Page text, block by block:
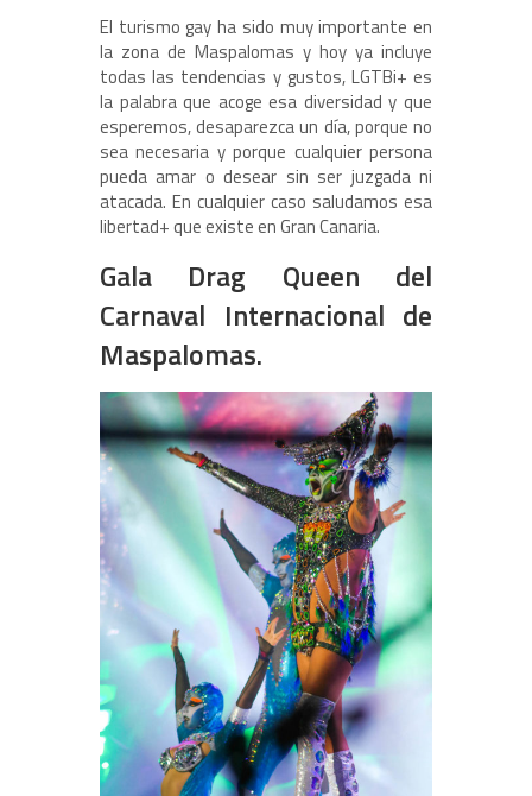
El turismo gay ha sido muy importante en
la zona de Maspalomas y hoy ya incluye
todas las tendencias y gustos, LGTBi+ es
la palabra que acoge esa diversidad y que
esperemos, desaparezca un día, porque no
sea necesaria y porque cualquier persona
pueda amar o desear sin ser juzgada ni
atacada. En cualquier caso saludamos esa
libertad+ que existe en Gran Canaria.
Gala Drag Queen del
Carnaval Internacional de
Maspalomas.